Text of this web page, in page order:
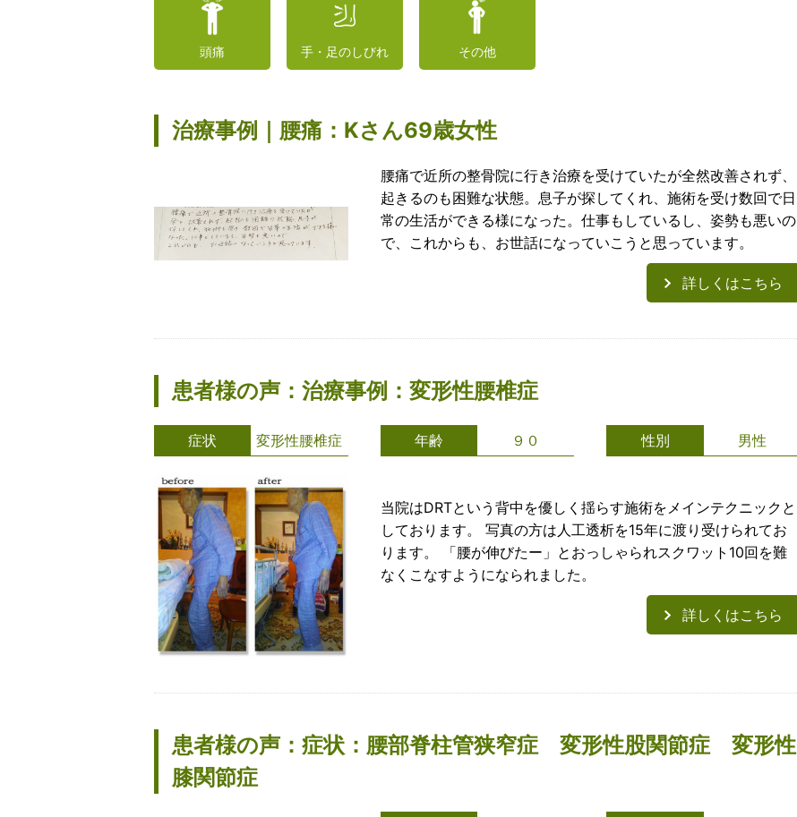
頭痛 手・足のしびれ その他
治療事例｜腰痛：Kさん69歳女性
腰痛で近所の整骨院に行き治療を受けていたが全然改善されず、
起きるのも困難な状態。息子が探してくれ、施術を受け数回で日
常の生活ができる様になった。仕事もしているし、姿勢も悪いの
で、これからも、お世話になっていこうと思っています。
詳しくはこちら
患者様の声：治療事例：変形性腰椎症
症状 変形性腰椎症 年齢 ９０ 性別 男性
当院はDRTという背中を優しく揺らす施術をメインテクニックと
しております。 写真の方は人工透析を15年に渡り受けられてお
ります。 「腰が伸びたー」とおっしゃられスクワット10回を難
なくこなすようになられました。
詳しくはこちら
患者様の声：症状：腰部脊柱管狭窄症 変形性股関節症 変形性
膝関節症